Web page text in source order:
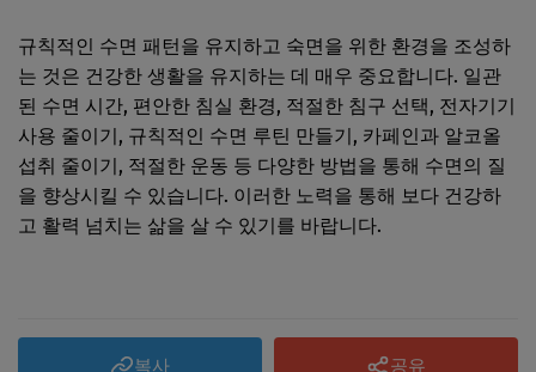
규칙적인 수면 패턴을 유지하고 숙면을 위한 환경을 조성하
는 것은 건강한 생활을 유지하는 데 매우 중요합니다. 일관
된 수면 시간, 편안한 침실 환경, 적절한 침구 선택, 전자기기
사용 줄이기, 규칙적인 수면 루틴 만들기, 카페인과 알코올
섭취 줄이기, 적절한 운동 등 다양한 방법을 통해 수면의 질
을 향상시킬 수 있습니다. 이러한 노력을 통해 보다 건강하
고 활력 넘치는 삶을 살 수 있기를 바랍니다.
복사 공유